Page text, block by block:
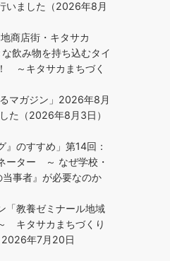
いました（2026年8月
商店街・キタサカ
飲み物を持ち込むタイ
～キタサカまちづく
マガジン」2026年8月
た（2026年8月3日）
のすすめ」第14回：
ーター ～ なぜ学校・
事者』が必要なのか
「教養ゼミナール地域
キタサカまちづくり
2026年7月20日